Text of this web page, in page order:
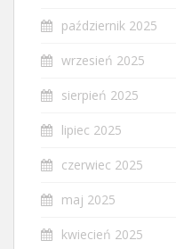
październik 2025
wrzesień 2025
sierpień 2025
lipiec 2025
czerwiec 2025
maj 2025
kwiecień 2025